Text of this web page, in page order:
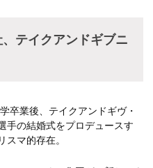
テイクアンドギブニ
卒業後、テイクアンドギヴ・
手の結婚式をプロデュースす
スマ的存在。